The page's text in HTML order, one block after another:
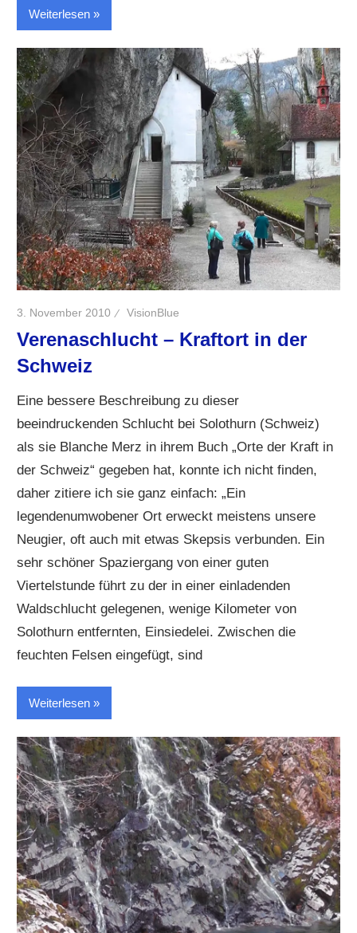
Weiterlesen
3. November 2010 VisionBlue
Verenaschlucht – Kraftort in der
Schweiz
Eine bessere Beschreibung zu dieser
beeindruckenden Schlucht bei Solothurn (Schweiz)
als sie Blanche Merz in ihrem Buch „Orte der Kraft in
der Schweiz“ gegeben hat, konnte ich nicht finden,
daher zitiere ich sie ganz einfach: „Ein
legendenumwobener Ort erweckt meistens unsere
Neugier, oft auch mit etwas Skepsis verbunden. Ein
sehr schöner Spaziergang von einer guten
Viertelstunde führt zu der in einer einladenden
Waldschlucht gelegenen, wenige Kilometer von
Solothurn entfernten, Einsiedelei. Zwischen die
feuchten Felsen eingefügt, sind
Weiterlesen